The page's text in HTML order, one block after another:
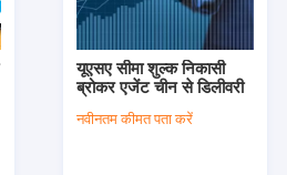
यूएसए सीमा शुल्क निकासी
ब्रोकर एजेंट चीन से डिलीवरी
नवीनतम कीमत पता करें